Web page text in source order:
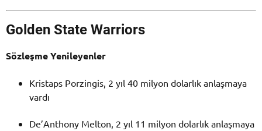
Golden State Warriors
Sözleşme Yenileyenler
Kristaps Porzingis, 2 yıl 40 milyon dolarlık anlaşmaya
vardı
De’Anthony Melton, 2 yıl 11 milyon dolarlık anlaşmaya